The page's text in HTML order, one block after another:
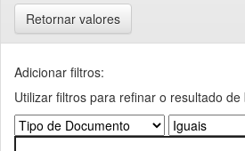
Retornar valores
Adicionar filtros:
Utilizar filtros para refinar o resultado de